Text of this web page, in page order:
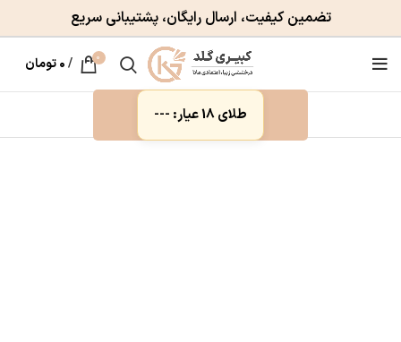
تضمین کیفیت، ارسال رایگان، پشتیبانی سریع
0
/۰تومان
طلای 18 عیار: ---